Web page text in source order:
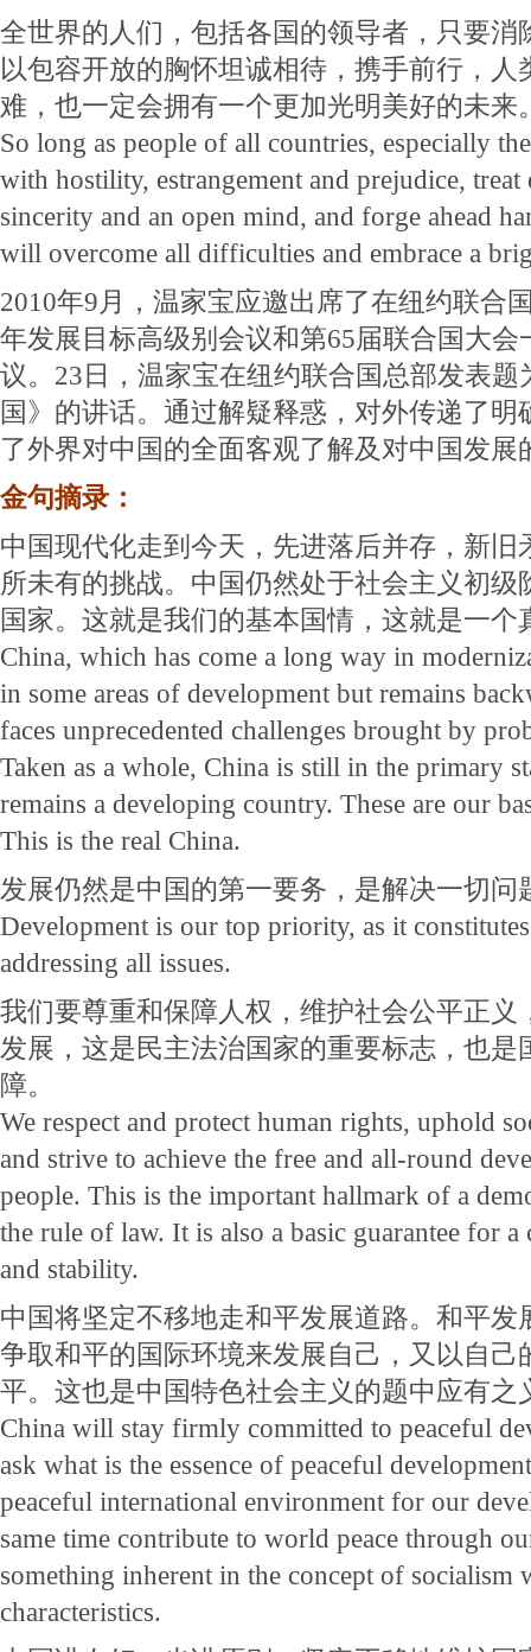
全世界的人们，包括各国的领导者，只要消
以包容开放的胸怀坦诚相待，携手前行，人
难，也一定会拥有一个更加光明美好的未来
So long as people of all countries, especially
with hostility, estrangement and prejudice, treat
sincerity and an open mind, and forge ahead
will overcome all difficulties and embrace a
2010年9月，温家宝应邀出席了在纽约联合
年发展目标高级别会议和第65届联合国大会
议。23日，温家宝在纽约联合国总部发表
国》的讲话。通过解疑释惑，对外传递了明
了外界对中国的全面客观了解及对中国发展
金句摘录：
中国现代化走到今天，先进落后并存，新旧
所未有的挑战。中国仍然处于社会主义初级
国家。这就是我们的基本国情，这就是一个
China, which has come a long way in
in some areas of development but remains
faces unprecedented challenges brought by
Taken as a whole, China is still in the primary
remains a developing country. These are our
This is the real China.
发展仍然是中国的第一要务，是解决一切问
Development is our top priority, as it
addressing all issues.
我们要尊重和保障人权，维护社会公平正义
发展，这是民主法治国家的重要标志，也是
障。
We respect and protect human rights, uphold
and strive to achieve the free and all-round
people. This is the important hallmark of a
the rule of law. It is also a basic guarantee for a
and stability.
中国将坚定不移地走和平发展道路。和平发
争取和平的国际环境来发展自己，又以自己
平。这也是中国特色社会主义的题中应有之
China will stay firmly committed to peaceful
ask what is the essence of peaceful
peaceful international environment for our
same time contribute to world peace through
something inherent in the concept of socialism
characteristics.